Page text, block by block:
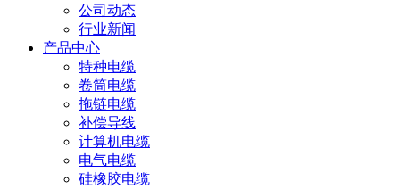
公司动态
行业新闻
产品中心
特种电缆
卷筒电缆
拖链电缆
补偿导线
计算机电缆
电气电缆
硅橡胶电缆